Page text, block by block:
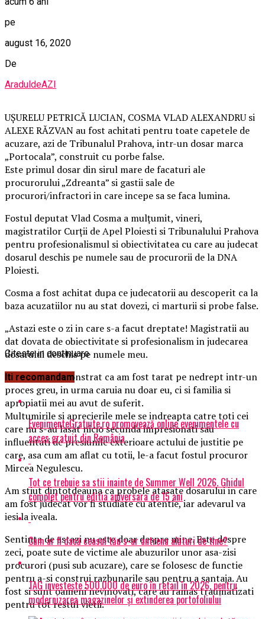
pe
august 16, 2020
De
AraduldeAZI
UŞURELU PETRICĂ LUCIAN, COSMA VLAD ALEXANDRU si
ALEXE RĂZVAN au fost achitati pentru toate capetele de
acuzare, azi de Tribunalul Prahova, intr-un dosar marca
„Portocala”, construit cu porbe false.
Este primul dosar din sirul mare de facaturi ale
procurorului „Zdreanta” si gastii sale de
procurori/infractori in care incepe sa se faca lumina.
Fostul deputat Vlad Cosma a mulțumit, vineri,
magistratilor Curții de Apel Ploiesti si Tribunalului Prahova
pentru profesionalismul si obiectivitatea cu care au judecat
dosarul deschis pe numele sau de procurorii de la DNA
Ploiesti.
Cosma a fost achitat dupa ce judecatorii au descoperit ca la
baza acuzatiilor nu au stat dovezi, ci marturii si probe false.
„Astazi este o zi in care s-a facut dreptate! Magistratii au
dat dovata de obiectivitate si profesionalism in judecarea
dosarului deschis pe numele meu.
Astazi, s-a demonstrat ca am fost tarat pe nedrept intr-un
proces greu, in urma caruia nu doar eu, ci si familia si
apropiatii mei au avut de suferit.
Multumirile si aprecierile mele se indreapta catre toti cei
care nu s-au lasat nicio secunda impresionati sau
influentati de presiunile exterioare actului de justitie pe
care, asa cum am aflat cu totii, le-a facut fostul procuror
Mircea Negulescu.
Am stiut dintotdeauna ca probele atasate dosarului in care
am fost judecat vor fi studiate cu atentie, iar adevarul va
iesi la iveala.
Sentinta de astazi nu este doar despre mine. Este despre
zeci, poate sute de victime ale abuzurilor unor asa-zisi
procurori (pusi sub acuzare), care se folosesc de functie
pentru a-si construi razbunarile sau pentru a santaja. Au
fost si sunt oameni nevinovati, care au ramas traumatizati
pentru tot restul vietii.
Citeste in continuare
Iti recomandam
EvenimenteGratuite.ro promovează online evenimentele cu
acces gratuit din România
Tot ce trebuie sa stii inainte de Summer Well 2026. Ghidul
complet pentru editia aniversara de 15 ani
Cum ar fi dacă ceasul tău s-ar antrena alături de tine?
TAG investește 500.000 de euro în retail în 2026, pentru
modernizarea magazinelor și extinderea portofoliului